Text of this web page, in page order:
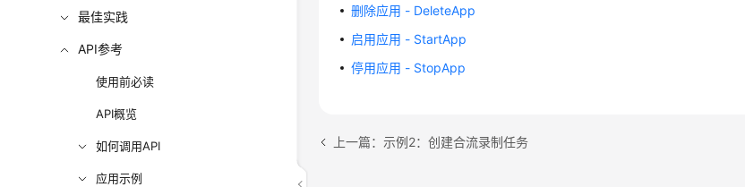
最佳实践
API参考
使用前必读
API概览
如何调用API
应用示例
删除应用 - DeleteApp
启用应用 - StartApp
停用应用 - StopApp
上一篇：示例2：创建合流录制任务